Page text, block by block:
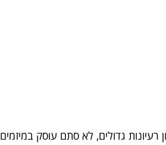
גדולים, לא סתם עוסק במיזמים